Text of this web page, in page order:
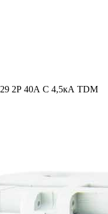
2Р 40А C 4,5кА TDM